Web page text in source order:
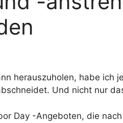
herauszuholen, habe
Und nicht nur
Day -Angeboten, die